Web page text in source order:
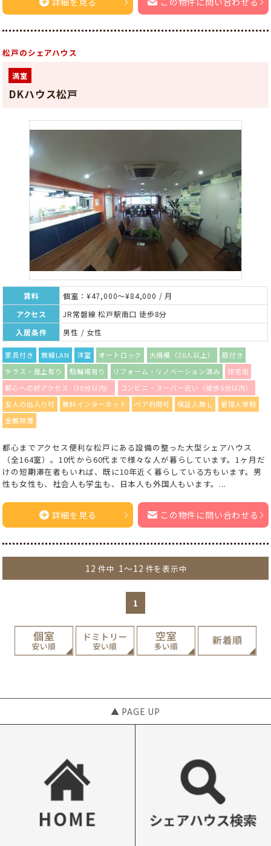
松戸のシェアハウス
満室
DKハウス松戸
賃料
個室：¥47,000～¥84,000 / 月
アクセス
JR常磐線 松戸駅南口 徒歩8分
入居条件
男性 / 女性
家具付き 無線LAN 洋室 オートロック 大規模（20人以上）
庭付き
テラス・屋上有り
駐輪場有り リフォーム・リノベーション済み
住宅街
都心への好アクセス（30分以内）
コンビニ・スーパー近い（徒歩5分以内）
友人の出入り可
無料インターネット ペア利用可 保証人無し
管理人常駐
全館禁煙
都心までアクセス便利な松戸にある設備の整った大型シェアハウス
（全164室）。10代から60代まで様々な人が暮らしています。1ヶ月だ
けの短期滞在者もいれば、既に10年近く暮らしている方もいます。男
性も女性も、社会人も学生も、日本人も外国人もいます。...
詳細を見る この物件に問い合わせる
12 件中 1～12 件を表示中
1
▲ PAGE UP